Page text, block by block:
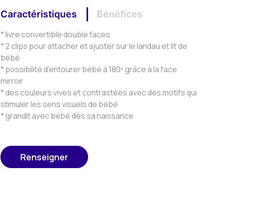
Caractéristiques Bénéfices
* livre convertible double faces
* 2 clips pour attacher et ajuster sur le landau et lit de
bébé
* possibilité d’entourer bébé à 180º grâce à la face
mirroir
* des couleurs vives et contrastées avec des motifs qui
stimuler les sens visuels de bébé
* grandit avec bébé dès sa naissance
Renseigner